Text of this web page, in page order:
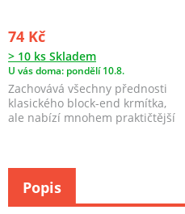
74 Kč
> 10 ks Skladem
U vás doma: pondělí 10.8.
Zachovává všechny přednosti
klasického block-end krmítka,
ale nabízí mnohem praktičtější
Popis